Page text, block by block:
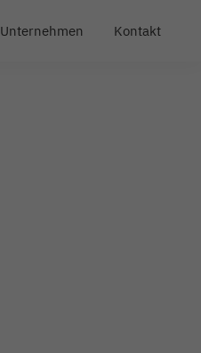
Unternehmen Kontakt